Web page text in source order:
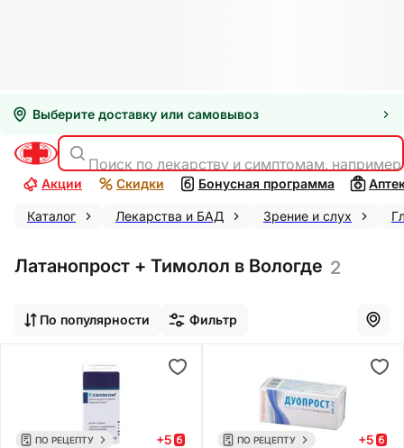
Выберите доставку или самовывоз
Поиск по лекарству и симптомам,
Акции Скидки Бонусная программа
Каталог Лекарства и БАД Зрение и слух
Латанопрост + Тимолол в Вологде 2
По популярности Фильтр
ПО РЕЦЕПТУ +5
ПО РЕЦЕПТУ +5